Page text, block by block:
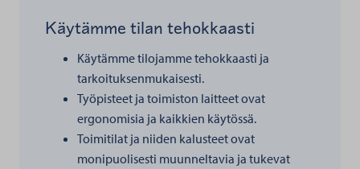
Käytämme tilan tehokkaasti
Käytämme tilojamme tehokkaasti ja
tarkoituksenmukaisesti.
Työpisteet ja toimiston laitteet ovat
ergonomisia ja kaikkien käytössä.
Toimitilat ja niiden kalusteet ovat
monipuolisesti muunneltavia ja tukevat